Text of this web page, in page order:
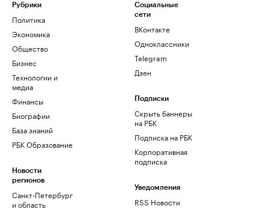
Рубрики
Политика
Экономика
Общество
Бизнес
Технологии и
медиа
Финансы
Биографии
База знаний
РБК Образование
Новости
регионов
Санкт-Петербург
и область
Социальные
сети
ВКонтакте
Одноклассники
Telegram
Дзен
Подписки
Скрыть баннеры
на РБК
Подписка на РБК
Корпоративная
подписка
Уведомления
RSS Новости